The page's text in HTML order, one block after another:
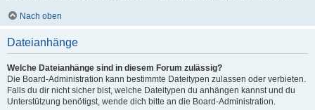
Nach oben
Dateianhänge
Welche Dateianhänge sind in diesem Forum zulässig?
Die Board-Administration kann bestimmte Dateitypen zulassen oder verbieten.
Falls du dir nicht sicher bist, welche Dateitypen du anhängen kannst und du
Unterstützung benötigst, wende dich bitte an die Board-Administration.